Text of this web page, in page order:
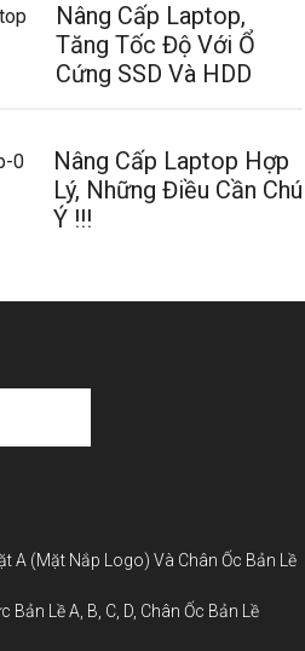
Nâng Cấp Laptop,
Tăng Tốc Độ Với Ổ
Cứng SSD Và HDD
Nâng Cấp Laptop Hợp
Lý, Những Điều Cần Chú
Ý !!!
A (Mặt Nắp Logo) Và Chân Ốc Bản Lề
Lề A, B, C, D, Chân Ốc Bản Lề